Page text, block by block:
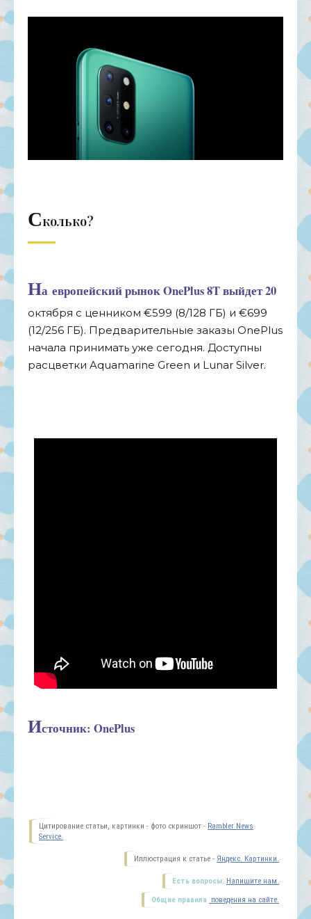
Сколько?
На европейский рынок OnePlus 8T выйдет 20
октября с ценником €599 (8/128 ГБ) и €699
(12/256 ГБ). Предварительные заказы OnePlus
начала принимать уже сегодня. Доступны
расцветки Aquamarine Green и Lunar Silver.
Источник: OnePlus
Цитирование статьи, картинки - фото скриншот - Rambler News
Service.
Иллюстрация к статье - Яндекс. Картинки.
Есть вопросы. Напишите нам.
Общие правила поведения на сайте.